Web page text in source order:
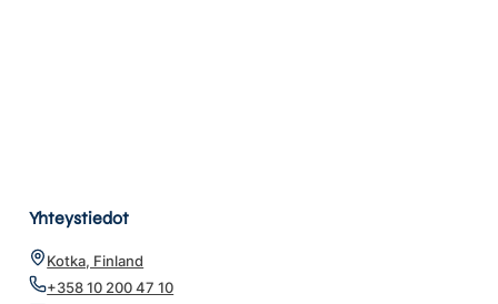
Yhteystiedot
Kotka, Finland
+358 10 200 47 10